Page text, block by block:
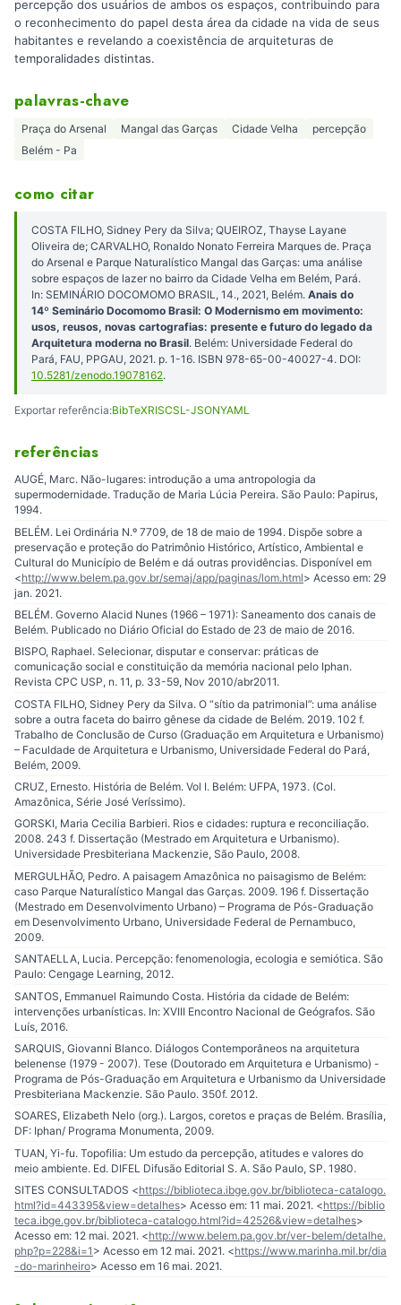
percepção dos usuários de ambos os espaços, contribuindo para
o reconhecimento do papel desta área da cidade na vida de seus
habitantes e revelando a coexistência de arquiteturas de
temporalidades distintas.
palavras-chave
Praça do Arsenal Mangal das Garças Cidade Velha
percepção
Belém - Pa
como citar
COSTA FILHO, Sidney Pery da Silva; QUEIROZ, Thayse Layane
Oliveira de; CARVALHO, Ronaldo Nonato Ferreira Marques de. Praça
do Arsenal e Parque Naturalístico Mangal das Garças: uma análise
sobre espaços de lazer no bairro da Cidade Velha em Belém, Pará.
In: SEMINÁRIO DOCOMOMO BRASIL, 14., 2021, Belém. Anais do
14º Seminário Docomomo Brasil: O Modernismo em movimento:
usos, reusos, novas cartografias: presente e futuro do legado da
Arquitetura moderna no Brasil. Belém: Universidade Federal do
Pará, FAU, PPGAU, 2021. p. 1-16. ISBN 978-65-00-40027-4. DOI:
10.5281/zenodo.19078162.
Exportar referência:BibTeXRISCSL-JSONYAML
referências
AUGÉ, Marc. Não-lugares: introdução a uma antropologia da
supermodernidade. Tradução de Maria Lúcia Pereira. São Paulo: Papirus,
1994.
BELÉM. Lei Ordinária N.º 7709, de 18 de maio de 1994. Dispõe sobre a
preservação e proteção do Patrimônio Histórico, Artístico, Ambiental e
Cultural do Município de Belém e dá outras providências. Disponível em
<http://www.belem.pa.gov.br/semaj/app/paginas/lom.html> Acesso em: 29
jan. 2021.
BELÉM. Governo Alacid Nunes (1966 – 1971): Saneamento dos canais de
Belém. Publicado no Diário Oficial do Estado de 23 de maio de 2016.
BISPO, Raphael. Selecionar, disputar e conservar: práticas de
comunicação social e constituição da memória nacional pelo Iphan.
Revista CPC USP, n. 11, p. 33-59, Nov 2010/abr2011.
COSTA FILHO, Sidney Pery da Silva. O “sítio da patrimonial”: uma análise
sobre a outra faceta do bairro gênese da cidade de Belém. 2019. 102 f.
Trabalho de Conclusão de Curso (Graduação em Arquitetura e Urbanismo)
– Faculdade de Arquitetura e Urbanismo, Universidade Federal do Pará,
Belém, 2009.
CRUZ, Ernesto. História de Belém. Vol I. Belém: UFPA, 1973. (Col.
Amazônica, Série José Veríssimo).
GORSKI, Maria Cecilia Barbieri. Rios e cidades: ruptura e reconciliação.
2008. 243 f. Dissertação (Mestrado em Arquitetura e Urbanismo).
Universidade Presbiteriana Mackenzie, São Paulo, 2008.
MERGULHÃO, Pedro. A paisagem Amazônica no paisagismo de Belém:
caso Parque Naturalístico Mangal das Garças. 2009. 196 f. Dissertação
(Mestrado em Desenvolvimento Urbano) – Programa de Pós-Graduação
em Desenvolvimento Urbano, Universidade Federal de Pernambuco,
2009.
SANTAELLA, Lucia. Percepção: fenomenologia, ecologia e semiótica. São
Paulo: Cengage Learning, 2012.
SANTOS, Emmanuel Raimundo Costa. História da cidade de Belém:
intervenções urbanísticas. In: XVIII Encontro Nacional de Geógrafos. São
Luís, 2016.
SARQUIS, Giovanni Blanco. Diálogos Contemporâneos na arquitetura
belenense (1979 - 2007). Tese (Doutorado em Arquitetura e Urbanismo) -
Programa de Pós-Graduação em Arquitetura e Urbanismo da Universidade
Presbiteriana Mackenzie. São Paulo. 350f. 2012.
SOARES, Elizabeth Nelo (org.). Largos, coretos e praças de Belém. Brasília,
DF: Iphan/ Programa Monumenta, 2009.
TUAN, Yi-fu. Topofilia: Um estudo da percepção, atitudes e valores do
meio ambiente. Ed. DIFEL Difusão Editorial S. A. São Paulo, SP. 1980.
SITES CONSULTADOS <https://biblioteca.ibge.gov.br/biblioteca-catalogo.
html?id=443395&view=detalhes> Acesso em: 11 mai. 2021. <https://biblio
teca.ibge.gov.br/biblioteca-catalogo.html?id=42526&view=detalhes>
Acesso em: 12 mai. 2021. <http://www.belem.pa.gov.br/ver-belem/detalhe.
php?p=228&i=1 > Acesso em 12 mai. 2021. <https://www.marinha.mil.br/dia
-do-marinheiro> Acesso em 16 mai. 2021.